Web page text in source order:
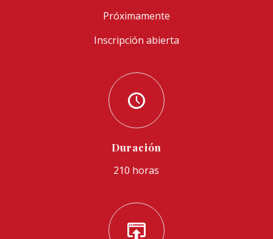
Próximamente
Inscripción abierta
Duración
210 horas